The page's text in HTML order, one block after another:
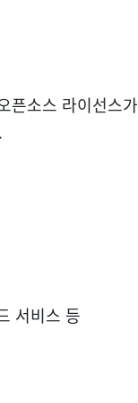
픈소스 라이선스가
서비스 등